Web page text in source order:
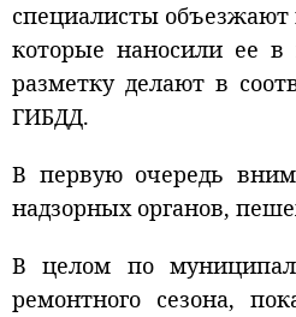
специалисты объезжают
которые наносили ее
разметку делают в
ГИБДД.
В первую очередь
надзорных органов,
В целом по
ремонтного сезона,